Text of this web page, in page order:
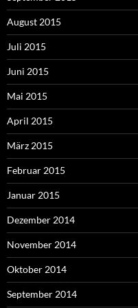
August 2015
Juli 2015
Juni 2015
Mai 2015
April 2015
März 2015
Februar 2015
Januar 2015
Dezember 2014
November 2014
Oktober 2014
September 2014